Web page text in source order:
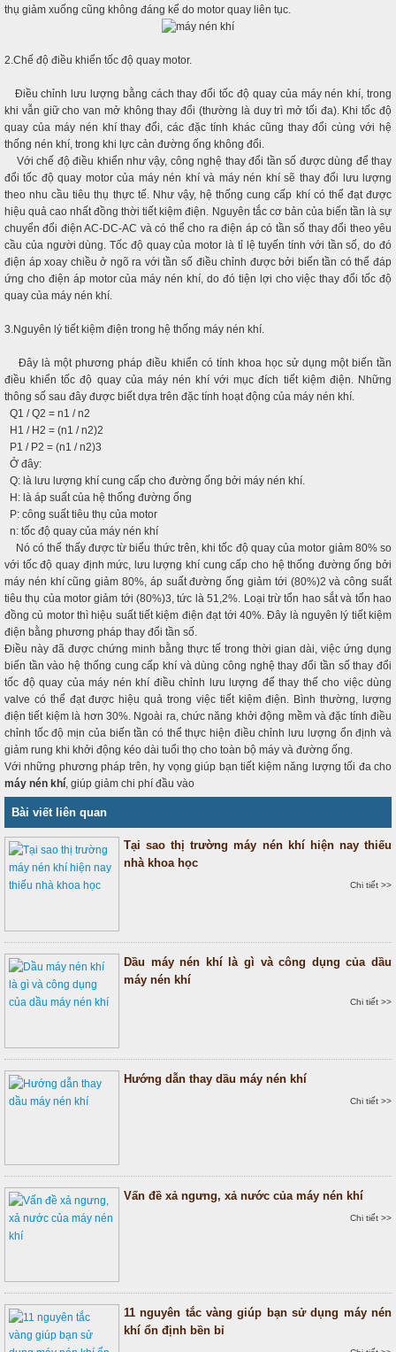
thụ giảm xuống cũng không đáng kể do motor quay liên tục.
2.Chế độ điều khiển tốc độ quay motor.
Điều chỉnh lưu lượng bằng cách thay đổi tốc độ quay của máy nén khí, trong
khi vẫn giữ cho van mở không thay đổi (thường là duy trì mở tối đa). Khi tốc độ
quay của máy nén khí thay đổi, các đặc tính khác cũng thay đổi cùng với hệ
thống nén khí, trong khi lực cản đường ống không đổi.
Với chế độ điều khiển như vậy, công nghệ thay đổi tần số được dùng để thay
đổi tốc độ quay motor của máy nén khí và máy nén khí sẽ thay đổi lưu lượng
theo nhu cầu tiêu thụ thực tế. Như vậy, hệ thống cung cấp khí có thể đạt được
hiệu quả cao nhất đồng thời tiết kiệm điện. Nguyên tắc cơ bản của biến tần là sự
chuyển đổi điện AC-DC-AC và có thể cho ra điện áp có tần số thay đổi theo yêu
cầu của người dùng. Tốc độ quay của motor là tỉ lệ tuyến tính với tần số, do đó
điện áp xoay chiều ở ngõ ra với tần số điều chỉnh được bởi biến tần có thể đáp
ứng cho điện áp motor của máy nén khí, do đó tiện lợi cho việc thay đổi tốc độ
quay của máy nén khí.
3.Nguyên lý tiết kiệm điện trong hệ thống máy nén khí.
Đây là một phương pháp điều khiển có tính khoa học sử dụng một biến tần
điều khiển tốc độ quay của máy nén khí với mục đích tiết kiệm điện. Những
thông số sau đây được biết dựa trên đặc tính hoạt động của máy nén khí.
Q1 / Q2 = n1 / n2
H1 / H2 = (n1 / n2)2
P1 / P2 = (n1 / n2)3
Ở đây:
Q: là lưu lượng khí cung cấp cho đường ống bởi máy nén khí.
H: là áp suất của hệ thống đường ống
P: công suất tiêu thụ của motor
n: tốc độ quay của máy nén khí
Nó có thể thấy được từ biểu thức trên, khi tốc độ quay của motor giảm 80% so
với tốc độ quay định mức, lưu lượng khí cung cấp cho hệ thống đường ống bởi
máy nén khí cũng giảm 80%, áp suất đường ống giảm tới (80%)2 và công suất
tiêu thụ của motor giảm tới (80%)3, tức là 51,2%. Loại trừ tổn hao sắt và tổn hao
đồng củ motor thì hiệu suất tiết kiệm điện đạt tới 40%. Đây là nguyên lý tiết kiệm
điện bằng phương pháp thay đổi tần số.
Điều này đã được chứng minh bằng thực tế trong thời gian dài, việc ứng dụng
biến tần vào hệ thống cung cấp khí và dùng công nghệ thay đổi tần số thay đổi
tốc độ quay của máy nén khí điều chỉnh lưu lượng để thay thế cho việc dùng
valve có thể đạt được hiệu quả trong việc tiết kiệm điện. Bình thường, lượng
điện tiết kiệm là hơn 30%. Ngoài ra, chức năng khởi động mềm và đặc tính điều
chỉnh tốc độ mịn của biến tần có thể thực hiện điều chỉnh lưu lượng ổn định và
giảm rung khi khởi động kéo dài tuổi thọ cho toàn bộ máy và đường ống.
Với những phương pháp trên, hy vọng giúp bạn tiết kiệm năng lượng tối đa cho
máy nén khí, giúp giảm chi phí đầu vào
Bài viết liên quan
Tại sao thị trường máy nén khí hiện nay thiếu
nhà khoa học
Chi tiết >>
Dầu máy nén khí là gì và công dụng của dầu
máy nén khí
Chi tiết >>
Hướng dẫn thay dầu máy nén khí
Chi tiết >>
Vấn đề xả ngưng, xả nước của máy nén khí
Chi tiết >>
11 nguyên tắc vàng giúp bạn sử dụng máy nén
khí ổn định bền bỉ